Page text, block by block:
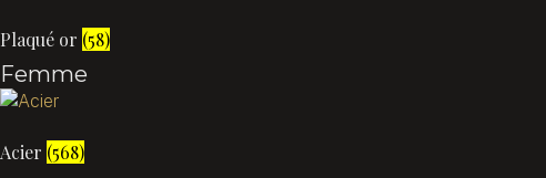
Plaqué or (58)
Femme
Acier (568)